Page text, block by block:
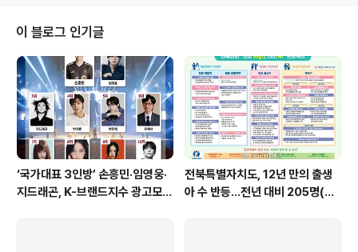
페라연극 ‘겨울 나그네’를 선보인바 있다. 오페라연극 은 ‘오페라연극’시리즈에
서 그동안 보여주었던 ‘오페라가수 – 배우의 균형’ ‘오페라가수 –배우 – 무용
수’에서 벗어..
이 블로그 인기글
‘국가대표 3인방’ 손흥민·임영웅·
지드래곤, K-브랜드지수 광고모델
전북특별자치도, 12년 만의 출생
아 수 반등…전년 대비 205명(+